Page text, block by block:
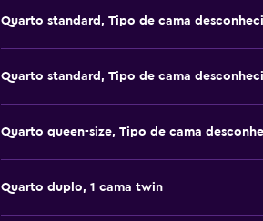
Quarto standard, Tipo de cama
Quarto standard, Tipo de cama
Quarto queen-size, Tipo de cama
Quarto duplo, 1 cama twin